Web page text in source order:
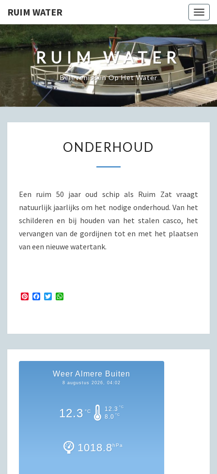
RUIM WATER
RUIM WATER
Belevenissen Op Het Water
ONDERHOUD
Een ruim 50 jaar oud schip als Ruim Zat vraagt
natuurlijk jaarlijks om het nodige onderhoud. Van het
schilderen en bij houden van het stalen casco, het
vervangen van de gordijnen tot en met het plaatsen
van een nieuwe watertank.
P
r
s
t
o
k
T
e
A
p
Weer Almere Buiten
8 augustus 2026, 04:02
12.3 °C 12.3 °C
8.0 °C
1018.8hPa